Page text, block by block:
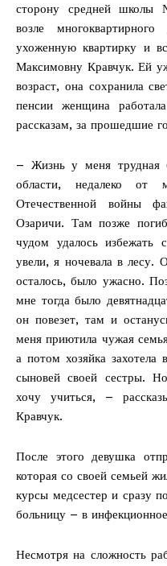
сторону средней школы
возле
ухоженную квартирку и
Максимовну Кравчук. Ей
возраст, она сохранила
пенсии женщина
рассказам, за прошедшие
– Жизнь у меня трудная
области, недалеко
Отечественной войны
Озаричи. Там позже
чудом удалось избежать
увели, я ночевала в лесу.
осталось, было ужасно.
мне тогда было
он повезет, там и
меня приютила чужая
а потом хозяйка
сыновей своей сестры.
хочу учиться, –
Кравчук.
После этого девушка
которая со своей семьей
курсы медсестер и сразу
больницу – в
Несмотря на сложность